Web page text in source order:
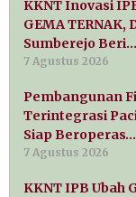
KKNT Inovasi
GEMA
Sumberejo Beri…
7 Agustus 2026
Pembangunan
Terintegrasi
Siap Beroperas…
7 Agustus 2026
KKNT IPB Ubah